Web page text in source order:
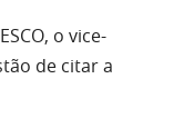
o vice-
de citar a